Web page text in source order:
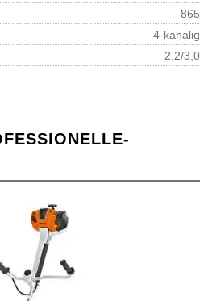
865
4-kanalig
2,2/3,0